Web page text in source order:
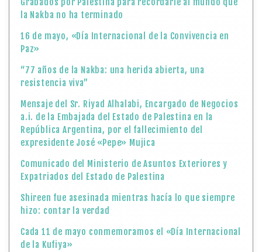
la Nakba no ha terminado
16 de mayo, «Día Internacional de la Convivencia en
Paz»
“77 años de la Nakba: una herida abierta, una
resistencia viva”
Mensaje del Sr. Riyad Alhalabi, Encargado de Negocios
a.i. de la Embajada del Estado de Palestina en la
República Argentina, por el fallecimiento del
expresidente José «Pepe» Mujica
Comunicado del Ministerio de Asuntos Exteriores y
Expatriados del Estado de Palestina
Shireen fue asesinada mientras hacía lo que siempre
hizo: contar la verdad
Cada 11 de mayo conmemoramos el «Día Internacional
de la Kufiya»